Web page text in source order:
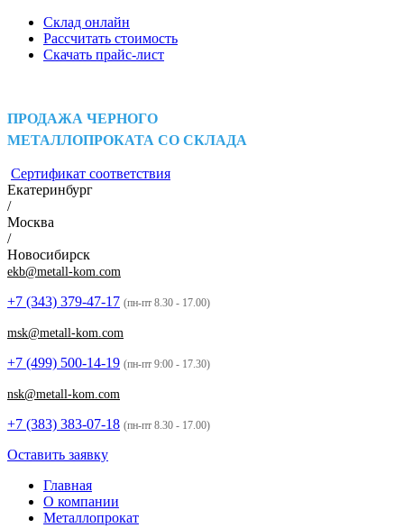
Склад онлайн
Рассчитать стоимость
Скачать прайс-лист
ПРОДАЖА ЧЕРНОГО
МЕТАЛЛОПРОКАТА СО СКЛАДА
Сертификат соответствия
Екатеринбург
/
Москва
/
Новосибирск
ekb@metall-kom.com
+7 (343) 379-47-17 (пн-пт 8.30 - 17.00)
msk@metall-kom.com
+7 (499) 500-14-19 (пн-пт 9:00 - 17.30)
nsk@metall-kom.com
+7 (383) 383-07-18 (пн-пт 8.30 - 17.00)
Оставить заявку
Главная
О компании
Металлопрокат